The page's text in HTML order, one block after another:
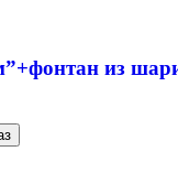
из